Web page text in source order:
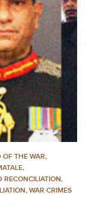
OF THE WAR,
,
RECONCILIATION,
, WAR CRIMES